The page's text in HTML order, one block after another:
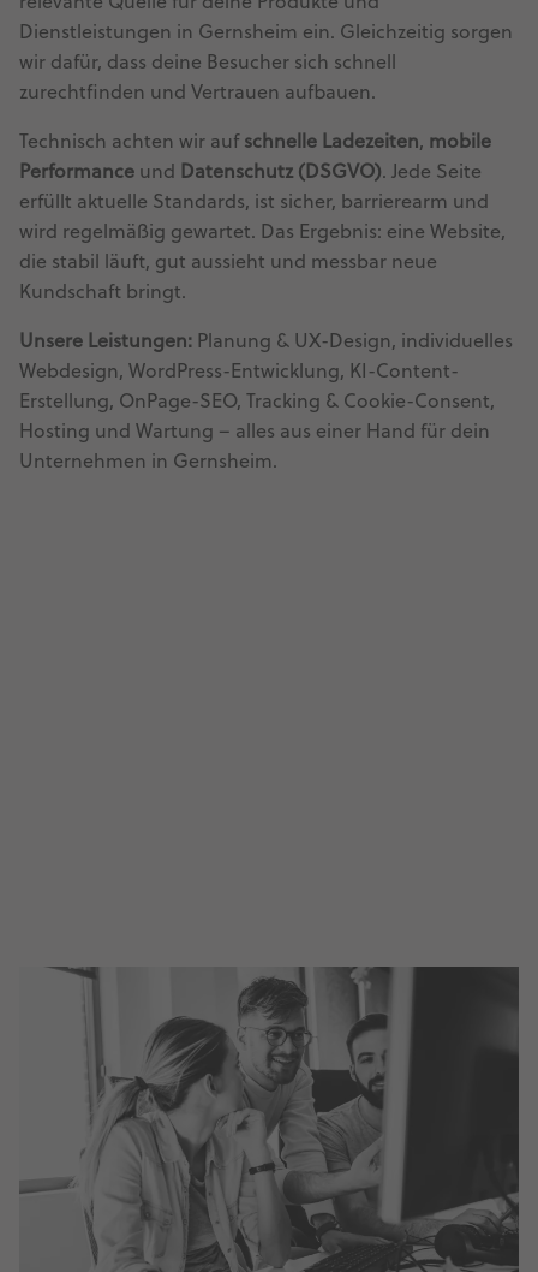
Dienstleistungen in Gernsheim ein. Gleichzeitig sorgen
wir dafür, dass deine Besucher sich schnell
zurechtfinden und Vertrauen aufbauen.
Technisch achten wir auf schnelle Ladezeiten, mobile
Performance und Datenschutz (DSGVO). Jede Seite
erfüllt aktuelle Standards, ist sicher, barrierearm und
wird regelmäßig gewartet. Das Ergebnis: eine Website,
die stabil läuft, gut aussieht und messbar neue
Kundschaft bringt.
Unsere Leistungen: Planung & UX-Design, individuelles
Webdesign, WordPress-Entwicklung, KI-Content-
Erstellung, OnPage-SEO, Tracking & Cookie-Consent,
Hosting und Wartung – alles aus einer Hand für dein
Unternehmen in Gernsheim.